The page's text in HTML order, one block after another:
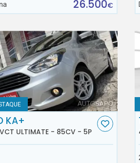
26.500€
KA+
ULTIMATE - 85CV - 5P